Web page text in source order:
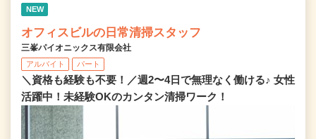
NEW
オフィスビルの日常清掃スタッフ
三峯パイオニックス有限会社
アルバイト パート
＼資格も経験も不要！／週2〜4日で無理なく働ける♪ 女性
活躍中！未経験OKのカンタン清掃ワーク！